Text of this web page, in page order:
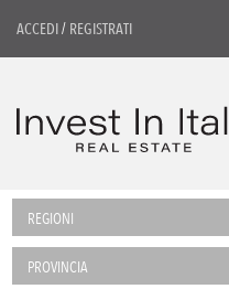
ACCEDI/ REGISTRATI
REGIONI
PROVINCIA